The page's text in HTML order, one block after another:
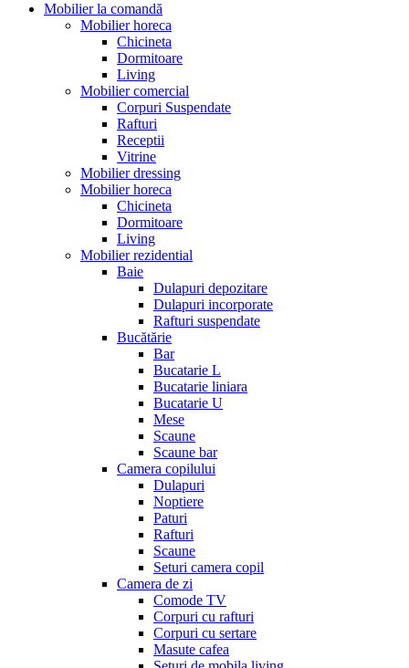
Mobilier la comandă
Mobilier horeca
Chicineta
Dormitoare
Living
Mobilier comercial
Corpuri Suspendate
Rafturi
Receptii
Vitrine
Mobilier dressing
Mobilier horeca
Chicineta
Dormitoare
Living
Mobilier rezidential
Baie
Dulapuri depozitare
Dulapuri incorporate
Rafturi suspendate
Bucătărie
Bar
Bucatarie L
Bucatarie liniara
Bucatarie U
Mese
Scaune
Scaune bar
Camera copilului
Dulapuri
Noptiere
Paturi
Rafturi
Scaune
Seturi camera copil
Camera de zi
Comode TV
Corpuri cu rafturi
Corpuri cu sertare
Masute cafea